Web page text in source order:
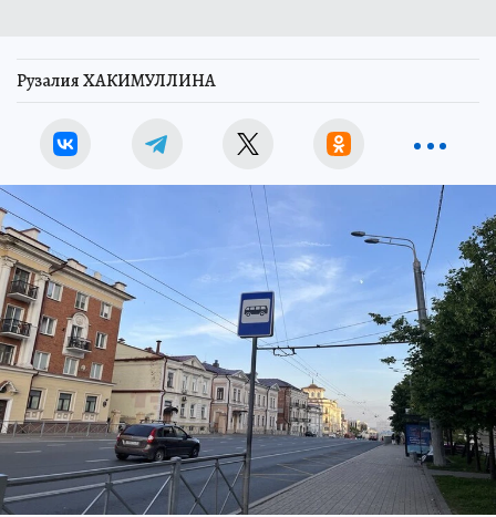
Рузалия ХАКИМУЛЛИНА